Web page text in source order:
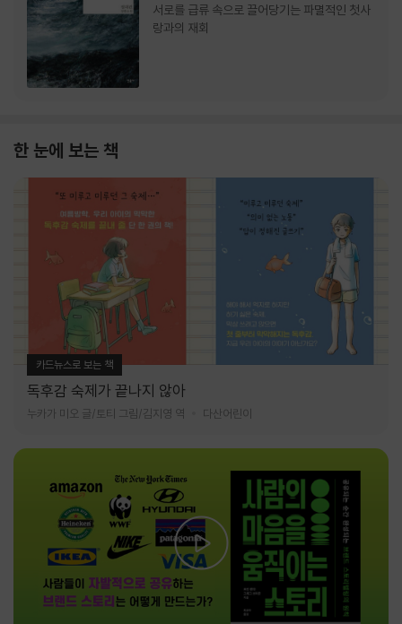
서로를 급류 속으로 끌어당기는 파멸적인 첫사
랑과의 재회
한 눈에 보는 책
카드뉴스로 보는 책
독후감 숙제가 끝나지 않아
누카가 미오 글/토티 그림/김지영 역 다산어린이